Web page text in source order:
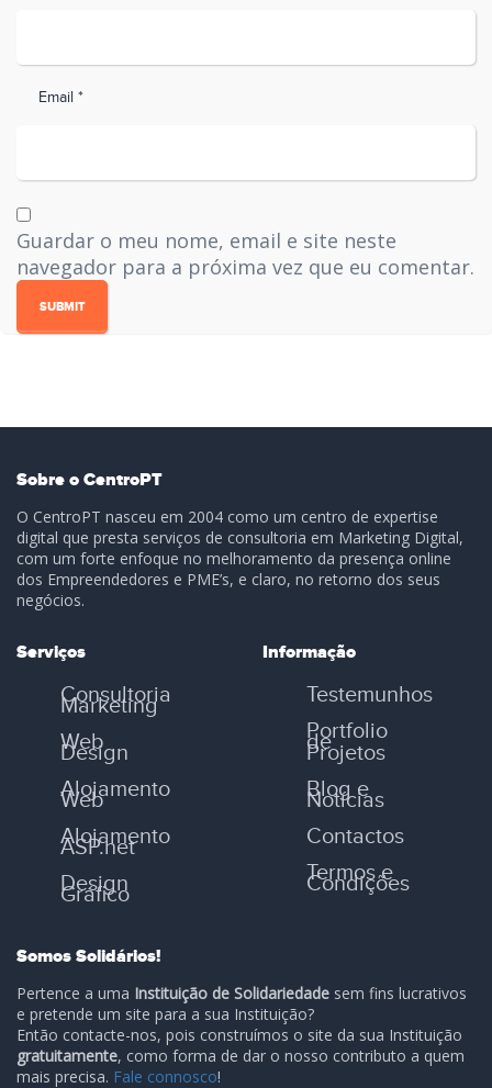
Email *
Guardar o meu nome, email e site neste
navegador para a próxima vez que eu comentar.
Sobre o CentroPT
O CentroPT nasceu em 2004 como um centro de expertise
digital que presta serviços de consultoria em Marketing Digital,
com um forte enfoque no melhoramento da presença online
dos Empreendedores e PME’s, e claro, no retorno dos seus
negócios.
Serviços
Consultoria
Marketing
Web
Design
Alojamento
Web
Alojamento
ASP.net
Design
Gráfico
Informação
Testemunhos
Portfolio
de
Projetos
Blog e
Notícias
Contactos
Termos e
Condições
Somos Solidários!
Pertence a uma Instituição de Solidariedade sem fins lucrativos
e pretende um site para a sua Instituição?
Então contacte-nos, pois construímos o site da sua Instituição
gratuitamente, como forma de dar o nosso contributo a quem
mais precisa. Fale connosco!